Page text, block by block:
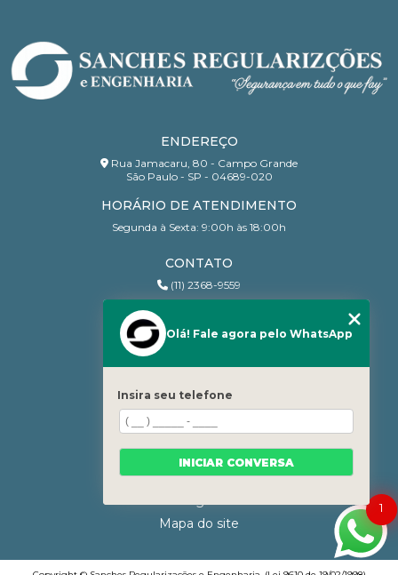
ENDEREÇO
Rua Jamacaru, 80 - Campo Grande
São Paulo - SP - 04689-020
HORÁRIO DE ATENDIMENTO
Segunda à Sexta: 9:00h às 18:00h
CONTATO
(11) 2368-9559
contato@sanchesri.com.br
Quem Somos
Blog
Serviços
Contato
Mapa do site
1
Olá! Fale agora pelo WhatsApp
Insira seu telefone
INICIAR CONVERSA